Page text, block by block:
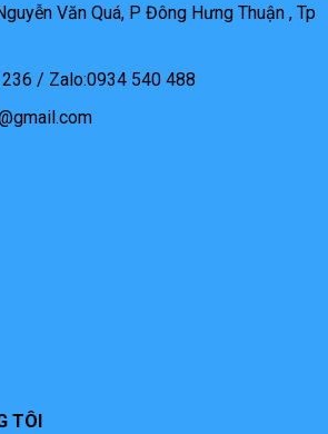
Văn Quá, P Đông Hưng Thuận , Tp
/ Zalo:0934 540 488
TÔI